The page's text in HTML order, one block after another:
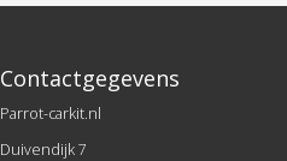
Contactgegevens
Parrot-carkit.nl
Duivendijk 7